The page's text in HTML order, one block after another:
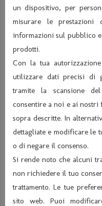
un dispositivo, per
misurare le prestazioni
informazioni sul pubblico
prodotti.
Con la tua
utilizzare dati precisi di
tramite la scansione
consentire a noi e ai
sopra descritte. In
dettagliate e modificare le
o di negare il consenso.
Si rende noto che alcuni
non richiedere il tuo
trattamento. Le tue
sito web. Puoi